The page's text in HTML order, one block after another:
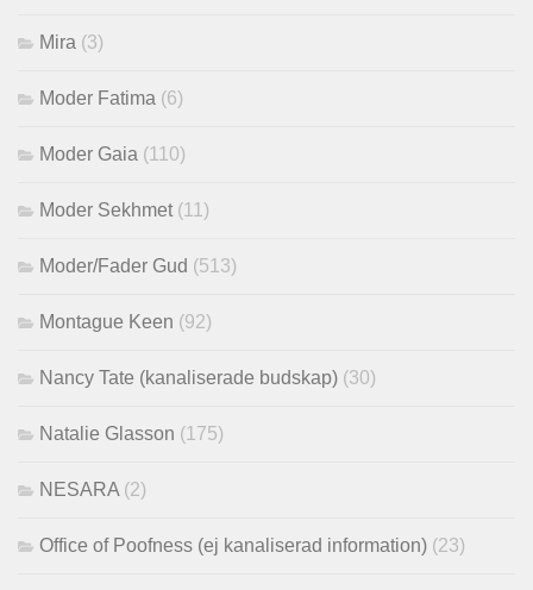
Mira (3)
Moder Fatima (6)
Moder Gaia (110)
Moder Sekhmet (11)
Moder/Fader Gud (513)
Montague Keen (92)
Nancy Tate (kanaliserade budskap) (30)
Natalie Glasson (175)
NESARA (2)
Office of Poofness (ej kanaliserad information) (23)